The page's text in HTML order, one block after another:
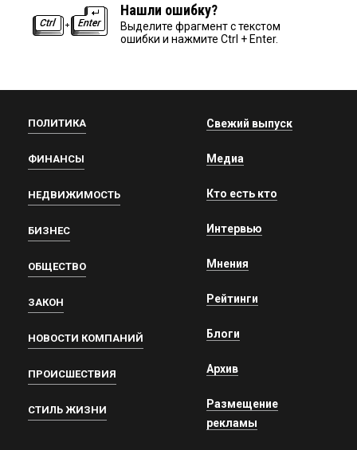
Нашли ошибку?
Выделите фрагмент с текстом
ошибки и нажмите Ctrl + Enter.
ПОЛИТИКА
ФИНАНСЫ
НЕДВИЖИМОСТЬ
БИЗНЕС
ОБЩЕСТВО
ЗАКОН
НОВОСТИ КОМПАНИЙ
ПРОИСШЕСТВИЯ
СТИЛЬ ЖИЗНИ
Свежий выпуск
Медиа
Кто есть кто
Интервью
Мнения
Рейтинги
Блоги
Архив
Размещение
рекламы